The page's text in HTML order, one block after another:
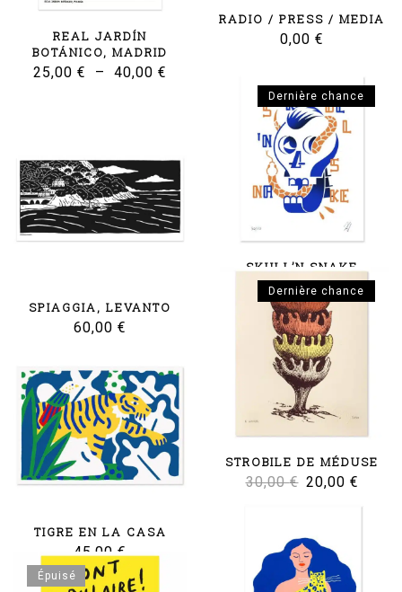
RADIO / PRESS / MEDIA
0,00 €
REAL JARDÍN
BOTÁNICO, MADRID
25,00 € – 40,00 €
40,00 €
Dernière chance
SKULL’N SNAKE
15,00€ Le
prix
initial
était :
15,00 €.
10,00€Le
SPIAGGIA, LEVANTO
60,00 €
Dernière chance
STROBILE DE MÉDUSE
30,00€ Le
était :
30,00 €.
20,00 €
prix
TIGRE EN LA CASA
45,00€
Épuisé